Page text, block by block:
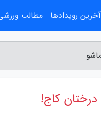
درختان کاج!
آخرین رویدادها مطالب